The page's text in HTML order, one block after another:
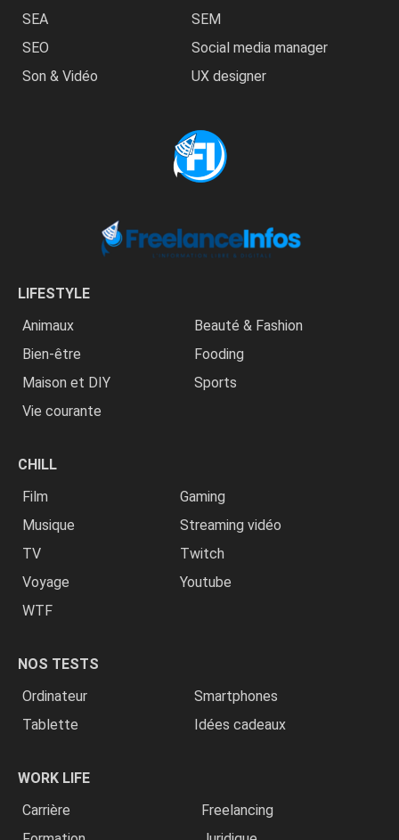
SEA
SEM
SEO
Social media manager
Son & Vidéo
UX designer
LIFESTYLE
Animaux
Beauté & Fashion
Bien-être
Fooding
Maison et DIY
Sports
Vie courante
CHILL
Film
Gaming
Musique
Streaming vidéo
TV
Twitch
Voyage
Youtube
WTF
NOS TESTS
Ordinateur
Smartphones
Tablette
Idées cadeaux
WORK LIFE
Carrière
Freelancing